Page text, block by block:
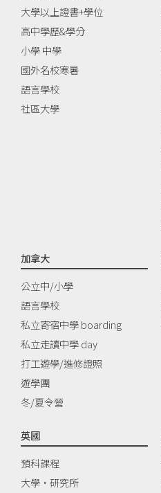
大學以上證書+學位
高中學歷&學分
小學 中學
國外名校寒暑
語言學校
社區大學
加拿大
公立中/小學
語言學校
私立寄宿中學 boarding
私立走讀中學 day
打工遊學/進修證照
遊學團
冬/夏令營
英國
預科課程
大學‧研究所